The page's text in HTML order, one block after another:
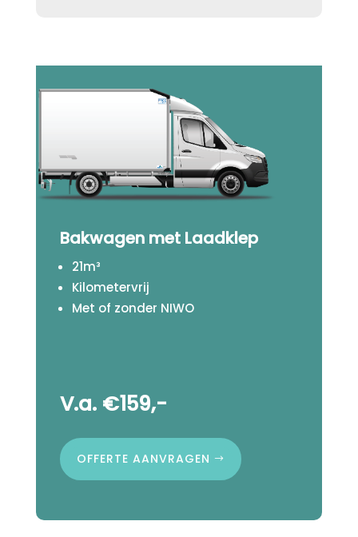
Bakwagen met Laadklep
21m³
Kilometervrij
Met of zonder NIWO
V.a. €159,-
OFFERTE AANVRAGEN